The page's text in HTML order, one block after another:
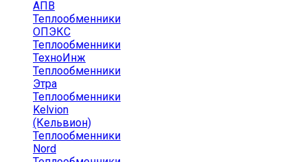
АПВ
Теплообменники
ОПЭКС
Теплообменники
ТехноИнж
Теплообменники
Этра
Теплообменники
Kelvion
(Кельвион)
Теплообменники
Nord